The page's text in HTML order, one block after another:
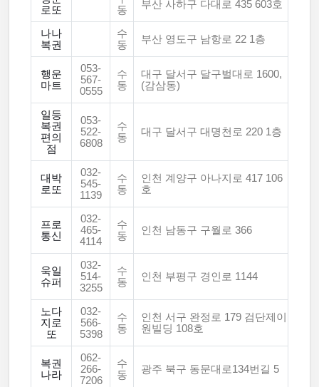
로또
동
부산 사하구 다대로 435 603호
나나
복권
수
동
부산 영도구 남항로 22 1층
행운
마트
053-
567-
0555
수
동
대구 달서구 달구벌대로 1600,
(감삼동)
일등
복권
편의
점
053-
522-
6808
수
동
대구 달서구 대명천로 220 1층
대박
로또
032-
545-
1139
수
동
인천 계양구 아나지로 417 106
호
프로
통신
032-
465-
4114
수
동
인천 남동구 구월로 366
욱일
슈퍼
032-
514-
3255
수
동
인천 부평구 경인로 1144
노다
지로
또
032-
566-
5398
수
동
인천 서구 완정로 179 검단제이
원빌딩 108호
복권
나라
062-
266-
7206
수
동
광주 북구 동문대로134번길 5